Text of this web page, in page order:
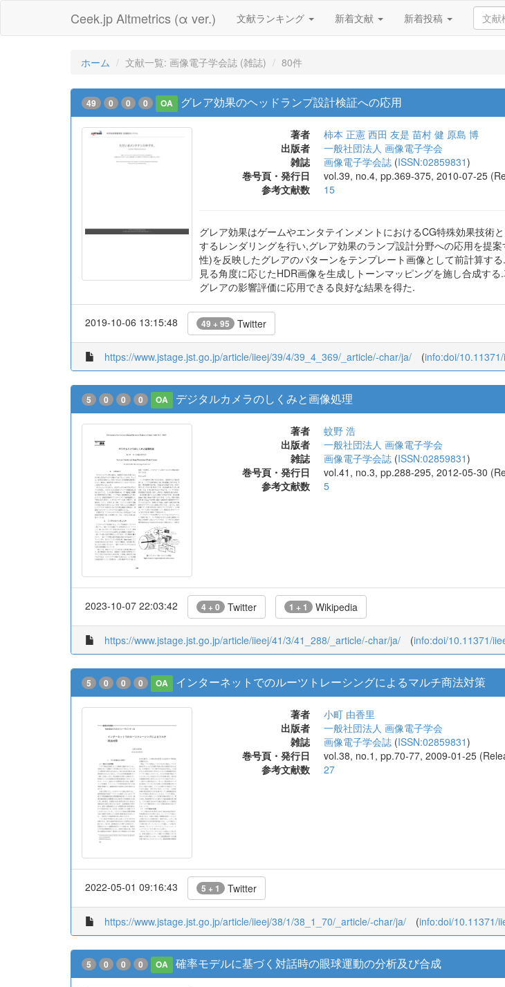
Ceek.jp Altmetrics (α ver.) 文献ランキング 新着文献 新着投稿
ホーム 文献一覧: 画像電子学会誌 (雑誌) 80件
49 0 0 0 OA グレア効果のヘッドランプ設計検証への応用
著者 柿本 正憲 西田 友是 苗村 健 原島 博
出版者
一般社団法人 画像電子学会
雑誌
画像電子学会誌 (ISSN:02859831)
巻号頁・発行日
vol.39, no.4, pp.369-375, 2010-07-25
参考文献数
15
グレア効果はゲームやエンタテインメントにおけるCG特殊効果技術
するレンダリングを行い,グレア効果のランプ設計分野への応用を提
性)を反映したグレアのパターンをテンプレート画像として前計算す
見る角度に応じたHDR画像を生成しトーンマッピングを施し合成す
グレアの影響評価に応用できる良好な結果を得た.
2019-10-06 13:15:48 49 + 95 Twitter
https://www.jstage.jst.go.jp/article/iieej/39/4/39_4_369/_article/-char/ja/ (info:doi/
5 0 0 0 OA デジタルカメラのしくみと画像処理
著者
蚊野 浩
出版者
一般社団法人 画像電子学会
雑誌
画像電子学会誌 (ISSN:02859831)
巻号頁・発行日
vol.41, no.3, pp.288-295, 2012-05-30
参考文献数
5
2023-10-07 22:03:42 4 + 0 Twitter 1 + 1 Wikipedia
https://www.jstage.jst.go.jp/article/iieej/41/3/41_288/_article/-char/ja/ (info:doi/10.11371/
5 0 0 0 OA インターネットでのルーツトレーシングによるマルチ商法対策
著者
小町 由香里
出版者
一般社団法人 画像電子学会
雑誌
画像電子学会誌 (ISSN:02859831)
巻号頁・発行日
vol.38, no.1, pp.70-77, 2009-01-25
参考文献数
27
2022-05-01 09:16:43 5 + 1 Twitter
https://www.jstage.jst.go.jp/article/iieej/38/1/38_1_70/_article/-char/ja/ (info:doi/10.11371/
5 0 0 0 OA 確率モデルに基づく対話時の眼球運動の分析及び合成